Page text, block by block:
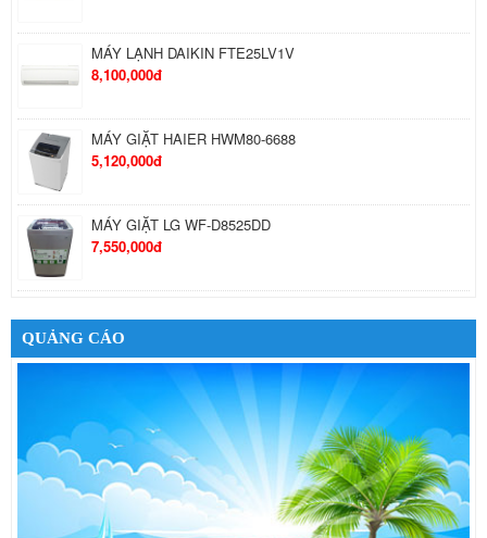
MÁY LẠNH DAIKIN FTE25LV1V
8,100,000đ
MÁY GIẶT HAIER HWM80-6688
5,120,000đ
MÁY GIẶT LG WF-D8525DD
7,550,000đ
38,790,000đ
TỦ LẠNH TOSHIBA GR-K21VPB
7,000,000đ
QUẢNG CÁO